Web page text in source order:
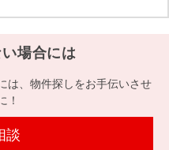
築・
一戸
建て
す
却
談
案内（関
Way
役員一
場合には
は、物件探しをお手伝いさせ
！
談